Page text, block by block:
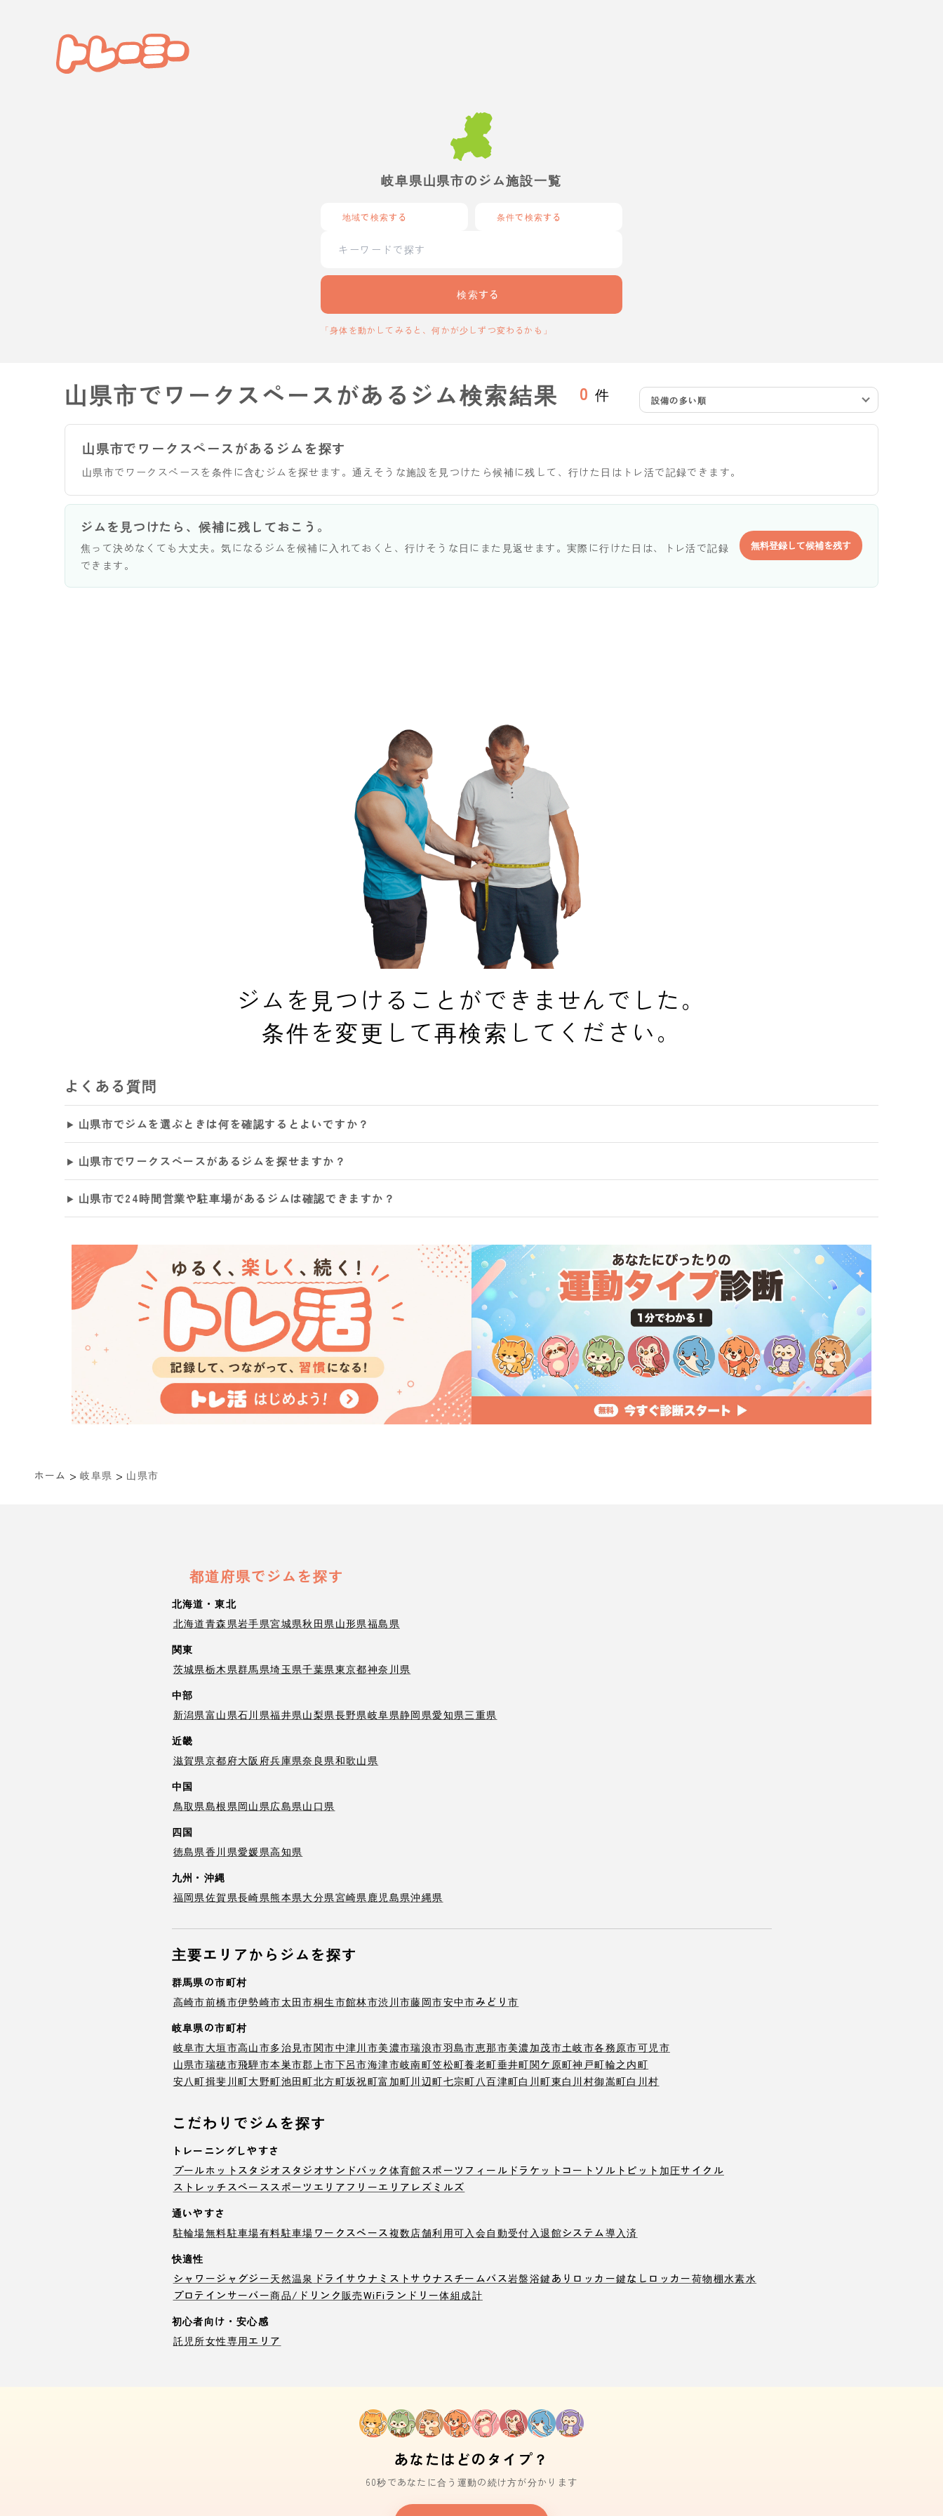
岐阜県山県市のジム施設一覧
地域で検索する 条件で検索する
検索する
「身体を動かしてみると、何かが少しずつ変わるかも」
山県市でワークスペースがあるジム検索結果 0 件 設備の多い順
山県市でワークスペースがあるジムを探す
山県市でワークスペースを条件に含むジムを探せます。通えそうな施設を見つけたら候補に残して、行けた日はトレ活で記録できます。
ジムを見つけたら、候補に残しておこう。
焦って決めなくても大丈夫。気になるジムを候補に入れておくと、行けそうな日にまた見返せます。実際に行けた日は、トレ活で記録
できます。
無料登録して候補を残す
ジムを見つけることができませんでした。
条件を変更して再検索してください。
よくある質問
山県市でジムを選ぶときは何を確認するとよいですか？
山県市でワークスペースがあるジムを探せますか？
山県市で24時間営業や駐車場があるジムは確認できますか？
ホーム > 岐阜県 > 山県市
都道府県でジムを探す
北海道・東北
北海道青森県岩手県宮城県秋田県山形県福島県
関東
茨城県栃木県群馬県埼玉県千葉県東京都神奈川県
中部
新潟県富山県石川県福井県山梨県長野県岐阜県静岡県愛知県三重県
近畿
滋賀県京都府大阪府兵庫県奈良県和歌山県
中国
鳥取県島根県岡山県広島県山口県
四国
徳島県香川県愛媛県高知県
九州・沖縄
福岡県佐賀県長崎県熊本県大分県宮崎県鹿児島県沖縄県
主要エリアからジムを探す
群馬県の市町村
高崎市前橋市伊勢崎市太田市桐生市館林市渋川市藤岡市安中市みどり市
岐阜県の市町村
岐阜市大垣市高山市多治見市関市中津川市美濃市瑞浪市羽島市恵那市美濃加茂市土岐市各務原市可児市
山県市瑞穂市飛騨市本巣市郡上市下呂市海津市岐南町笠松町養老町垂井町関ケ原町神戸町輪之内町
安八町揖斐川町大野町池田町北方町坂祝町富加町川辺町七宗町 八百津町白川町東白川村御嵩町白川村
こだわりでジムを探す
トレーニングしやすさ
プールホットスタジオ スタジオサンドバック 体育館スポーツフィールド ラケットコート ソルトピット 加圧サイクル
ストレッチスペーススポーツエリア フリーエリア レズミルズ
通いやすさ
駐輪場無料駐車場有料駐車場 ワークスペース複数店舗利用可入会自動受付 入退館システム導入済
快適性
シャワージャグジー天然温泉 ドライサウナ ミストサウナ スチームバス岩盤浴鍵ありロッカー鍵なしロッカー荷物棚水素水
プロテインサーバー商品/ドリンク販売WiFi ランドリー体組成計
初心者向け・安心感
託児所女性専用エリア
あなたはどのタイプ？
60秒であなたに合う運動の続け方が分かります